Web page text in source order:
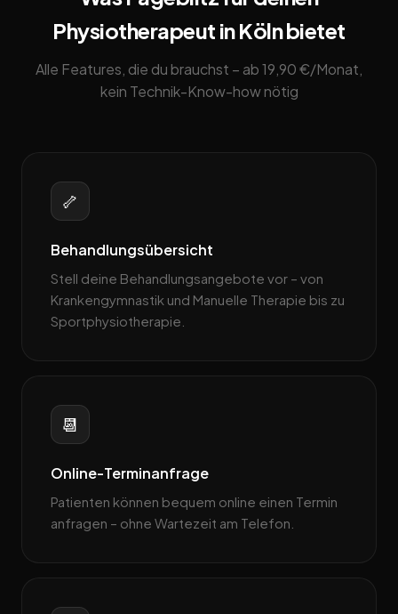
Physiotherapeut in Köln bietet
Alle Features, die du brauchst – ab 19,90 €/Monat,
kein Technik-Know-how nötig
🦴
Behandlungsübersicht
Stell deine Behandlungsangebote vor – von
Krankengymnastik und Manuelle Therapie bis zu
Sportphysiotherapie.
📆
Online-Terminanfrage
Patienten können bequem online einen Termin
anfragen – ohne Wartezeit am Telefon.